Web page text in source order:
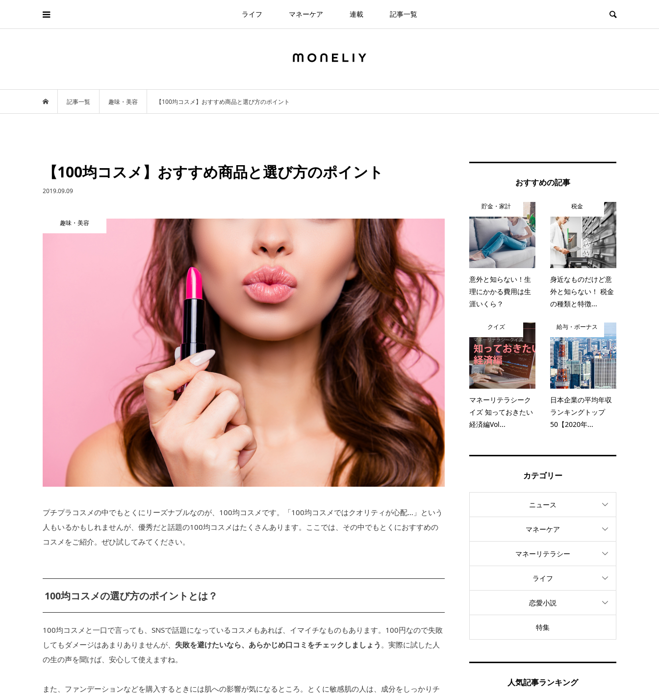
ライフ マネーケア 連載 記事一覧
記事一覧 趣味・美容 【100均コスメ】おすすめ商品と選び方のポイント
【100均コスメ】おすすめ商品と選び方のポイント
2019.09.09
趣味・美容
プチプラコスメの中でもとくにリーズナブルなのが、100均コスメです。「100均コスメではクオリティが心配…」という
人もいるかもしれませんが、優秀だと話題の100均コスメはたくさんあります。ここでは、その中でもとくにおすすめの
コスメをご紹介。ぜひ試してみてください。
100均コスメの選び方のポイントとは？
100均コスメと一口で言っても、SNSで話題になっているコスメもあれば、イマイチなものもあります。100円なので失敗
してもダメージはあまりありませんが、 失敗を避けたいなら、あらかじめ口コミをチェックしましょう 。実際に試した人
の生の声を聞けば、安心して使えますね。
また、ファンデーションなどを購入するときには肌への影響が気になるところ。とくに敏感肌の人は、成分をしっかりチ
おすすめの記事
貯金・家計
意外と知らない！生
理にかかる費用は生
涯いくら？
税金
身近なものだけど意
外と知らない！ 税金
の種類と特徴...
クイズ
マネーリテラシーク
イズ 知っておきたい
経済編Vol...
給与・ボーナス
日本企業の平均年収
ランキングトップ
50【2020年...
カテゴリー
ニュース
マネーケア
マネーリテラシー
ライフ
恋愛小説
特集
人気記事ランキング